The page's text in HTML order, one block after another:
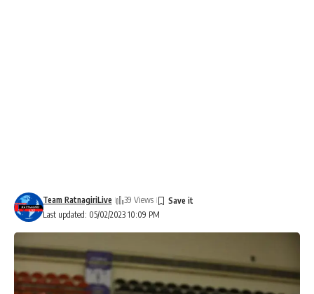
Last updated: 05/02/2023 10:09 PM
Team RatnagiriLive 39 Views